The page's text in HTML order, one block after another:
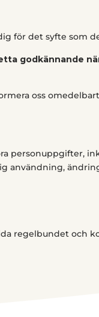
för det syfte som
godkännande
oss
personuppgifter,
användning,
regelbundet och